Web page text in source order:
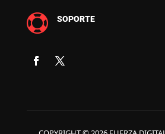
 SOPORTE